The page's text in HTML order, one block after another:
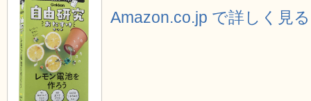
Amazon.co.jp で詳しく見る